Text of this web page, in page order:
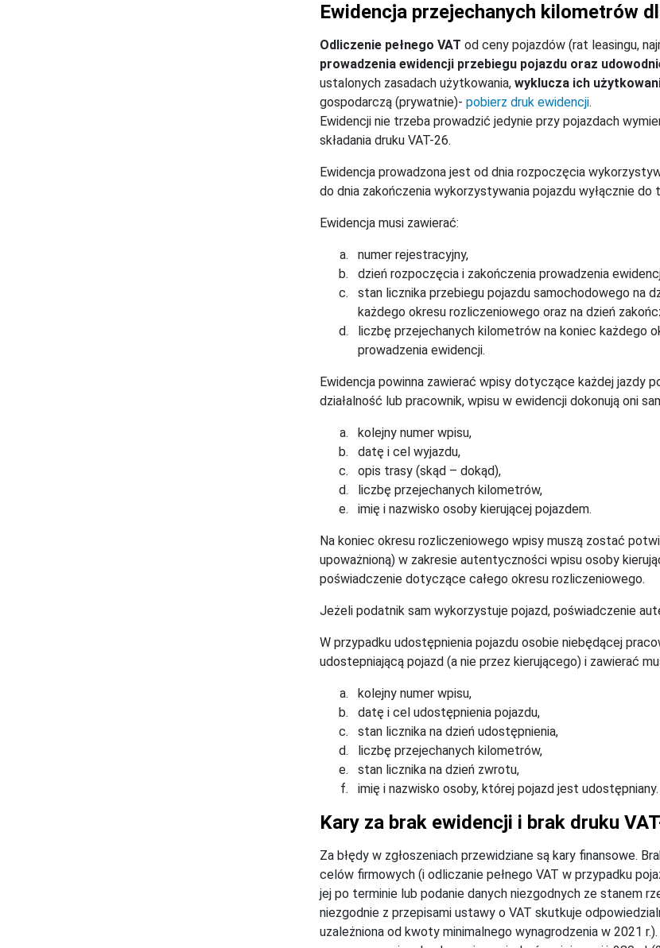
Ewidencja przejechanych kilometrów
Odliczenie pełnego VAT od ceny pojazdów (rat leasingu,
prowadzenia ewidencji przebiegu pojazdu oraz
ustalonych zasadach użytkowania, wyklucza ich
gospodarczą (prywatnie)- pobierz druk ewidencji.
Ewidencji nie trzeba prowadzić jedynie przy pojazdach
składania druku VAT-26.
Ewidencja prowadzona jest od dnia rozpoczęcia
do dnia zakończenia wykorzystywania pojazdu wyłącznie do
Ewidencja musi zawierać:
numer rejestracyjny,
dzień rozpoczęcia i zakończenia prowadzenia
stan licznika przebiegu pojazdu samochodowego na
każdego okresu rozliczeniowego oraz na dzień
liczbę przejechanych kilometrów na koniec każdego
prowadzenia ewidencji.
Ewidencja powinna zawierać wpisy dotyczące każdej jazdy
działalność lub pracownik, wpisu w ewidencji dokonują oni
kolejny numer wpisu,
datę i cel wyjazdu,
opis trasy (skąd – dokąd),
liczbę przejechanych kilometrów,
imię i nazwisko osoby kierującej pojazdem.
Na koniec okresu rozliczeniowego wpisy muszą zostać
upoważnioną) w zakresie autentyczności wpisu osoby
poświadczenie dotyczące całego okresu rozliczeniowego.
Jeżeli podatnik sam wykorzystuje pojazd, poświadczenie
W przypadku udostępnienia pojazdu osobie niebędącej
udostepniającą pojazd (a nie przez kierującego) i zawierać
kolejny numer wpisu,
datę i cel udostępnienia pojazdu,
stan licznika na dzień udostępnienia,
liczbę przejechanych kilometrów,
stan licznika na dzień zwrotu,
imię i nazwisko osoby, której pojazd jest udostępniany.
Kary za brak ewidencji i brak druku
Za błędy w zgłoszeniach przewidziane są kary finansowe.
celów firmowych (i odliczanie pełnego VAT w przypadku
jej po terminie lub podanie danych niezgodnych ze stanem
niezgodnie z przepisami ustawy o VAT skutkuje
uzależniona od kwoty minimalnego wynagrodzenia w 2021